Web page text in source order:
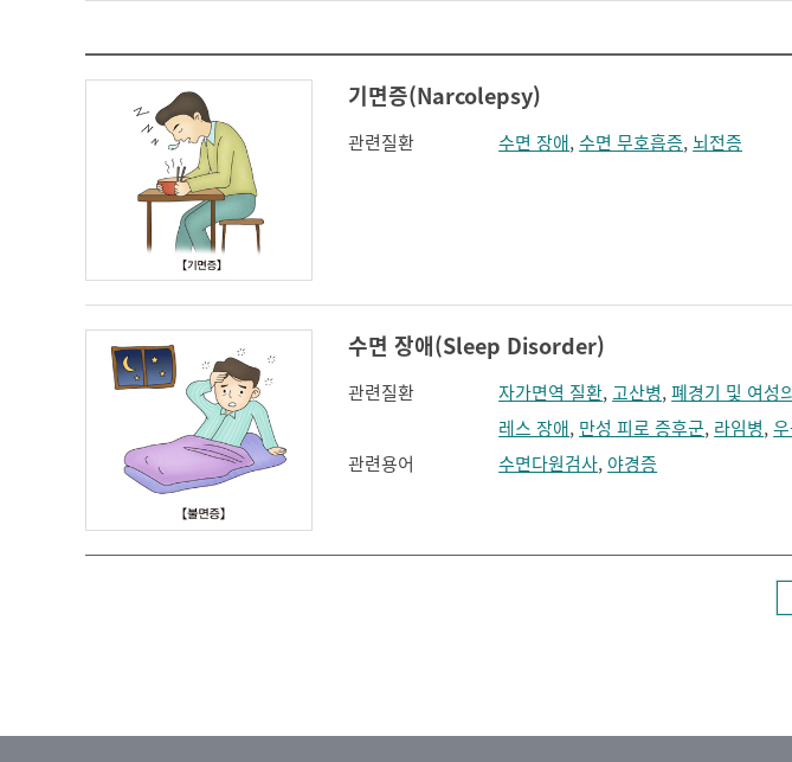
안면홍조
어지러움
얼굴모양변화
얼굴이 밋밋함
얼굴이 화끈거림
코 옆과 입꼬리 주름
콧등이 넓어짐
하악전돌
기면증(Narcolepsy)
관련질환 수면 장애,수면 무호흡증, 뇌전증
수면 장애(Sleep Disorder)
관련질환 자가면역 질환,고산병,폐경기 및 여성
레스 장애, 만성 피로 증후군, 라임병,
관련용어
수면다원검사, 야경증